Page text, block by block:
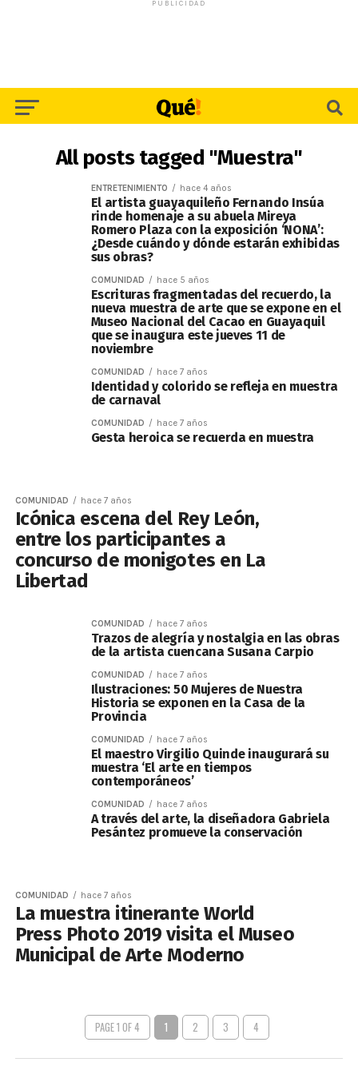
PUBLICIDAD
All posts tagged "Muestra"
ENTRETENIMIENTO hace 4 años
El artista guayaquileño Fernando Insúa
rinde homenaje a su abuela Mireya
Romero Plaza con la exposición ‘NONA’:
¿Desde cuándo y dónde estarán exhibidas
sus obras?
COMUNIDAD hace 5 años
Escrituras fragmentadas del recuerdo, la
nueva muestra de arte que se expone en el
Museo Nacional del Cacao en Guayaquil
que se inaugura este jueves 11 de
noviembre
COMUNIDAD hace 7 años
Identidad y colorido se refleja en muestra
de carnaval
COMUNIDAD hace 7 años
Gesta heroica se recuerda en muestra
COMUNIDAD hace 7 años
Icónica escena del Rey León,
entre los participantes a
concurso de monigotes en La
Libertad
COMUNIDAD hace 7 años
Trazos de alegría y nostalgia en las obras
de la artista cuencana Susana Carpio
COMUNIDAD hace 7 años
Ilustraciones: 50 Mujeres de Nuestra
Historia se exponen en la Casa de la
Provincia
COMUNIDAD hace 7 años
El maestro Virgilio Quinde inaugurará su
muestra ‘El arte en tiempos
contemporáneos’
COMUNIDAD hace 7 años
A través del arte, la diseñadora Gabriela
Pesántez promueve la conservación
COMUNIDAD hace 7 años
La muestra itinerante World
Press Photo 2019 visita el Museo
Municipal de Arte Moderno
PAGE 1 OF 4 1 2 3 4